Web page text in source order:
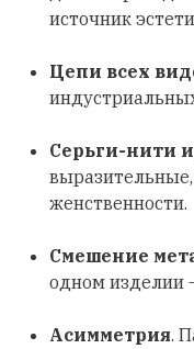
источник
Цепи всех
Серьги-нити
женственности.
Смешение
одном изделии
Асимметрия.